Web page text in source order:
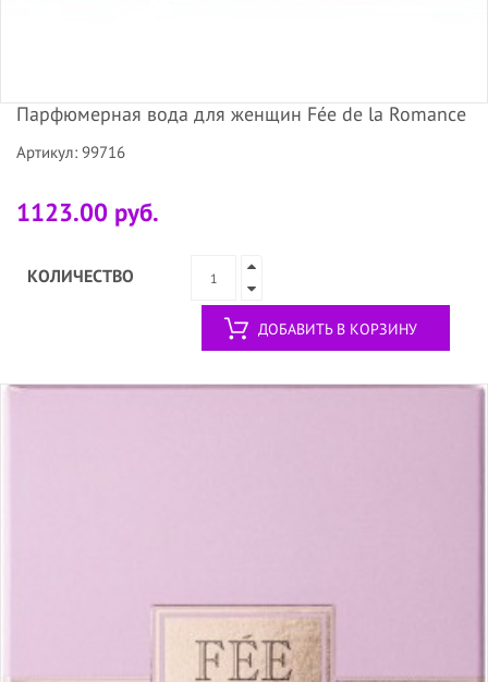
Парфюмерная вода для женщин Fée de la Romance
Артикул: 99716
1123.00 руб.
КОЛИЧЕСТВО
ДОБАВИТЬ В КОРЗИНУ